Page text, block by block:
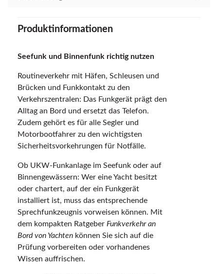
Produktinformationen
Seefunk und Binnenfunk richtig nutzen
Routineverkehr mit Häfen, Schleusen und
Brücken und Funkkontakt zu den
Verkehrszentralen: Das Funkgerät prägt den
Alltag an Bord und ersetzt das Telefon.
Zudem gehört es für alle Segler und
Motorbootfahrer zu den wichtigsten
Sicherheitsvorkehrungen für Notfälle.
Ob UKW-Funkanlage im Seefunk oder auf
Binnengewässern: Wer eine Yacht besitzt
oder chartert, auf der ein Funkgerät
installiert ist, muss das entsprechende
Sprechfunkzeugnis vorweisen können. Mit
dem kompakten Ratgeber Funkverkehr an
Bord von Yachten können Sie sich auf die
Prüfung vorbereiten oder vorhandenes
Wissen auffrischen.